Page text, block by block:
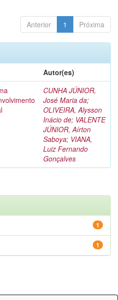
Anterior 1 Próxima
Autor(es)
CUNHA JÚNIOR,
José Maria da;
OLIVEIRA, Alysson
Inácio de; VALENTE
JÚNIOR, Aírton
Saboya; VIANA,
Luiz Fernando
Gonçalves
1
1